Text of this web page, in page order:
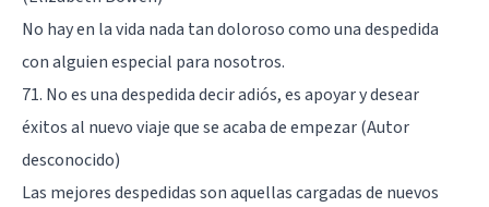
No hay en la vida nada tan doloroso como una despedida
con alguien especial para nosotros.
71. No es una despedida decir adiós, es apoyar y desear
éxitos al nuevo viaje que se acaba de empezar (Autor
desconocido)
Las mejores despedidas son aquellas cargadas de nuevos